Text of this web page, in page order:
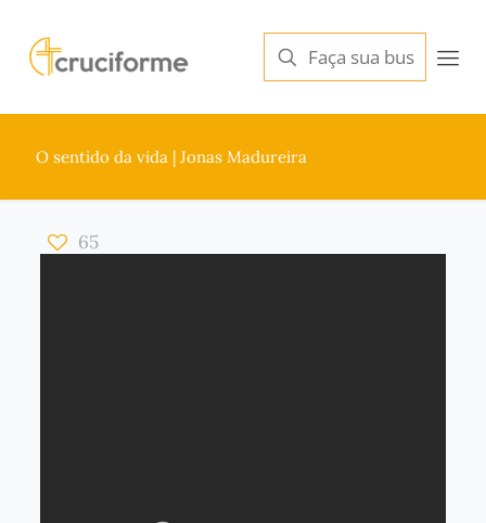
O sentido da vida | Jonas Madureira
65